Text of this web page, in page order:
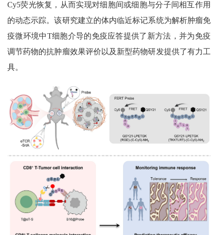
Cy5荧光恢复，从而实现对细胞间或细胞与分子间相互作用
的动态示踪。该研究建立的体内临近标记系统为解析肿瘤免
疫微环境中T细胞介导的免疫应答提供了新方法，并为免疫
调节药物的抗肿瘤效果评价以及新型药物研发提供了有力工
具。